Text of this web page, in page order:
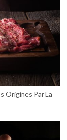
Origines Par La